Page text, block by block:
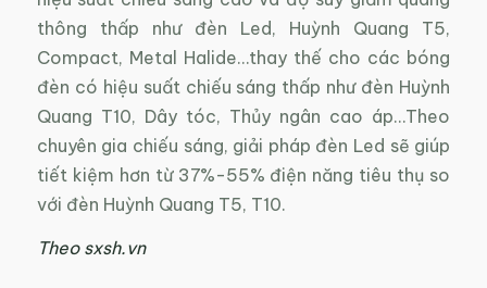
thông thấp như đèn Led, Huỳnh Quang T5,
Compact, Metal Halide…thay thế cho các bóng
đèn có hiệu suất chiếu sáng thấp như đèn Huỳnh
Quang T10, Dây tóc, Thủy ngân cao áp…Theo
chuyên gia chiếu sáng, giải pháp đèn Led sẽ giúp
tiết kiệm hơn từ 37%-55% điện năng tiêu thụ so
với đèn Huỳnh Quang T5, T10.
Theo sxsh.vn